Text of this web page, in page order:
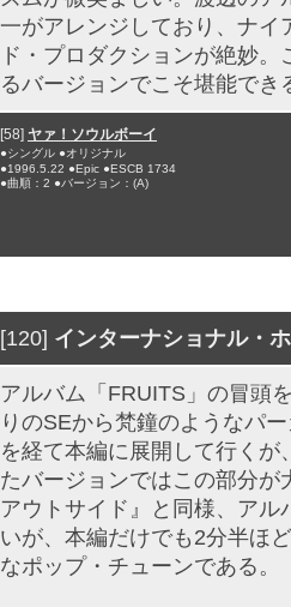
一がアレンジしており、ナ
ド・プロダクションが絶妙
るバージョンでこそ堪能でき
[58] ヤァ！ソウルボーイ
●シングル ●オリジナル
●1996.5.22 ●Epic ●ESCB 1734
●曲順：2 ●バージョン：(A)
[120] インターナショナル・
アルバム「FRUITS」の冒頭
りのSEから梵鐘のようなパ
を経て本編に展開して行く
たバージョンではこの部分
アウトサイド』と同様、ア
いが、本編だけでも2分半ほ
なポップ・チューンである。